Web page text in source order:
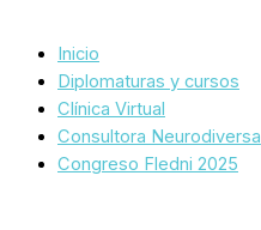
Inicio
Diplomaturas y cursos
Clínica Virtual
Consultora Neurodiversa
Congreso Fledni 2025